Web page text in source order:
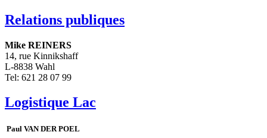
Relations publiques
Mike REINERS
14, rue Kinnikshaff
L-8838 Wahl
Tel: 621 28 07 99
Logistique Lac
Paul VAN DER POEL